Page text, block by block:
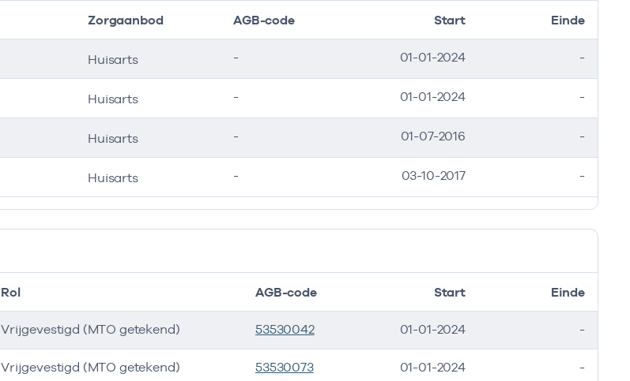
Zorgaanbod AGB-code Start Einde
Huisarts - 01-01-2024 -
Huisarts - 01-01-2024 -
Huisarts - 01-07-2016 -
Huisarts - 03-10-2017 -
Rol AGB-code Start Einde
Vrijgevestigd (MTO getekend) 53530042 01-01-2024 -
Vrijgevestigd (MTO getekend) 53530073 01-01-2024 -